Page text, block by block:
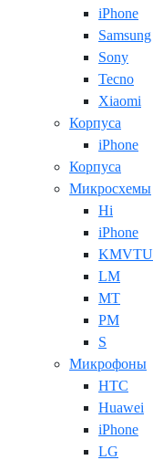
iPhone
Samsung
Sony
Tecno
Xiaomi
Корпуса
iPhone
Корпуса
Микросхемы
Hi
iPhone
KMVTU
LM
MT
PM
S
Микрофоны
HTC
Huawei
iPhone
LG